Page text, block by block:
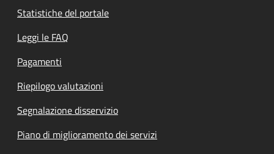
Statistiche del portale
Leggi le FAQ
Pagamenti
Riepilogo valutazioni
Segnalazione disservizio
Piano di miglioramento dei servizi